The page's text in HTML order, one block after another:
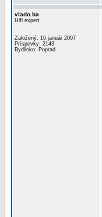
vlado.ba
Hifi expert
Založený: 16 január 2007
Príspevky: 2143
Bydlisko: Poprad